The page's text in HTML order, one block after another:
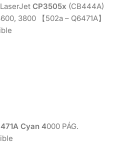
CP3505x (CB444A)
3800 【502a – Q6471A】
Cyan 4000 PÁG.